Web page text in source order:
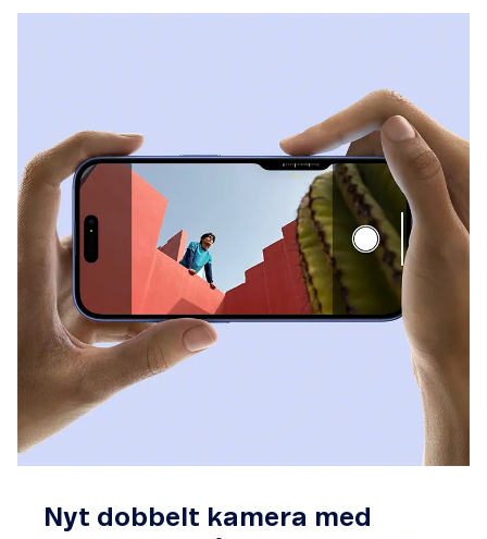
Nyt dobbelt kamera med